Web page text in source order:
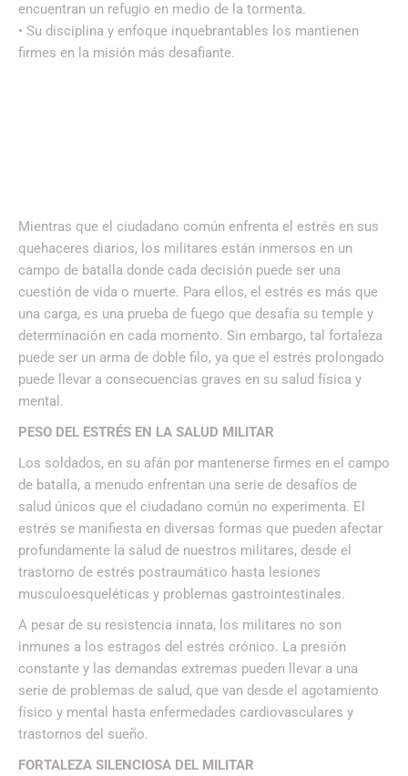
encuentran un refugio en medio de la tormenta.
• Su disciplina y enfoque inquebrantables los mantienen
firmes en la misión más desafiante.
Mientras que el ciudadano común enfrenta el estrés en sus
quehaceres diarios, los militares están inmersos en un
campo de batalla donde cada decisión puede ser una
cuestión de vida o muerte. Para ellos, el estrés es más que
una carga, es una prueba de fuego que desafía su temple y
determinación en cada momento. Sin embargo, tal fortaleza
puede ser un arma de doble filo, ya que el estrés prolongado
puede llevar a consecuencias graves en su salud física y
mental.
PESO DEL ESTRÉS EN LA SALUD MILITAR
Los soldados, en su afán por mantenerse firmes en el campo
de batalla, a menudo enfrentan una serie de desafíos de
salud únicos que el ciudadano común no experimenta. El
estrés se manifiesta en diversas formas que pueden afectar
profundamente la salud de nuestros militares, desde el
trastorno de estrés postraumático hasta lesiones
musculoesqueléticas y problemas gastrointestinales.
A pesar de su resistencia innata, los militares no son
inmunes a los estragos del estrés crónico. La presión
constante y las demandas extremas pueden llevar a una
serie de problemas de salud, que van desde el agotamiento
físico y mental hasta enfermedades cardiovasculares y
trastornos del sueño.
FORTALEZA SILENCIOSA DEL MILITAR